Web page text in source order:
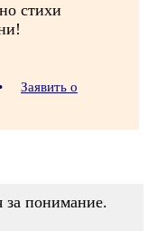
стихи
•
Заявить о
за понимание.